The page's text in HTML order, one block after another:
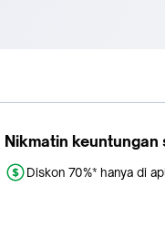
Nikmatin keuntungan
Diskon 70%* hanya di